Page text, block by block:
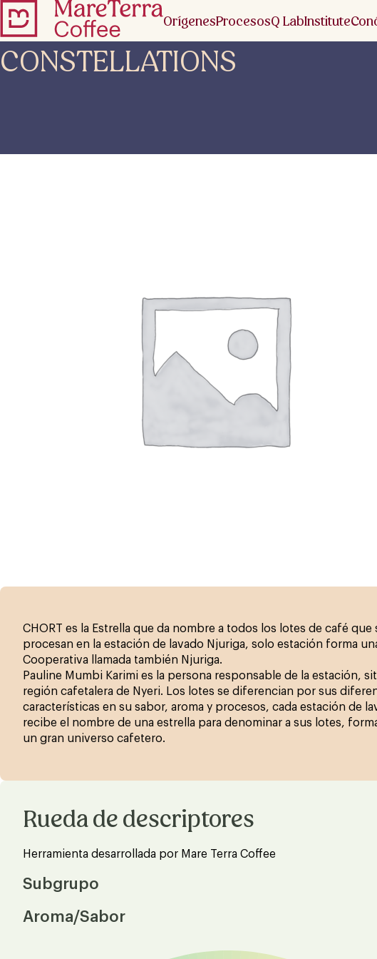
OrígenesProcesosQ LabInstitute
CONSTELLATIONS
CHORT es la Estrella que da nombre a todos los lotes de café que
procesan en la estación de lavado Njuriga, solo estación forma
Cooperativa llamada también Njuriga.
Pauline Mumbi Karimi es la persona responsable de la estación,
región cafetalera de Nyeri. Los lotes se diferencian por sus
características en su sabor, aroma y procesos, cada estación de
recibe el nombre de una estrella para denominar a sus lotes,
un gran universo cafetero.
Rueda de descriptores
Herramienta desarrollada por Mare Terra Coffee
Subgrupo
Aroma/Sabor